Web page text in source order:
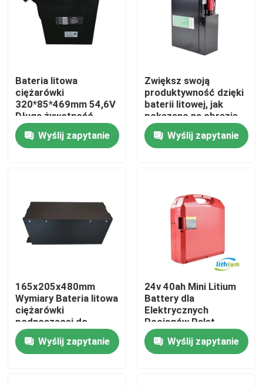
Produkty
O nas
Poprosić o wycenę
Elektryczny wózek widłowy Akumulator litowo-jonowy
48-woltowa bateria litowo-jonowa do wózka
Bateria litowa
ciężarówki
320*85*469mm 54,6V
Długa żywotność
Wyślij zapytanie
Zwiększ swoją
produktywność dzięki
baterii litowej, jak
pokazano na obrazie
Wyślij zapytanie
165x205x480mm
Wymiary Bateria litowa
ciężarówki
podnoszącej do
zastosowań ciężkich
Wyślij zapytanie
24v 40ah Mini Litium
Battery dla
Elektrycznych
Pociągów Palet
Wyślij zapytanie